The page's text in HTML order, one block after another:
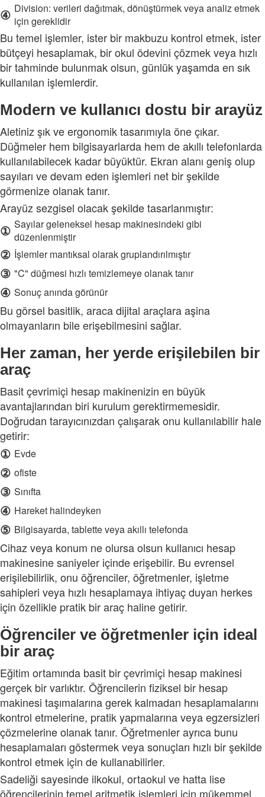
④ Division: verileri dağıtmak, dönüştürmek veya analiz etmek
için gereklidir
Bu temel işlemler, ister bir makbuzu kontrol etmek, ister
bütçeyi hesaplamak, bir okul ödevini çözmek veya hızlı
bir tahminde bulunmak olsun, günlük yaşamda en sık
kullanılan işlemlerdir.
Modern ve kullanıcı dostu bir arayüz
Aletiniz şık ve ergonomik tasarımıyla öne çıkar.
Düğmeler hem bilgisayarlarda hem de akıllı telefonlarda
kullanılabilecek kadar büyüktür. Ekran alanı geniş olup
sayıları ve devam eden işlemleri net bir şekilde
görmenize olanak tanır.
Arayüz sezgisel olacak şekilde tasarlanmıştır:
① Sayılar geleneksel hesap makinesindeki gibi
düzenlenmiştir
② İşlemler mantıksal olarak gruplandırılmıştır
③ "C" düğmesi hızlı temizlemeye olanak tanır
④ Sonuç anında görünür
Bu görsel basitlik, araca dijital araçlara aşina
olmayanların bile erişebilmesini sağlar.
Her zaman, her yerde erişilebilen bir
araç
Basit çevrimiçi hesap makinenizin en büyük
avantajlarından biri kurulum gerektirmemesidir.
Doğrudan tarayıcınızdan çalışarak onu kullanılabilir hale
getirir:
① Evde
② ofiste
③ Sınıfta
④ Hareket halindeyken
⑤ Bilgisayarda, tablette veya akıllı telefonda
Cihaz veya konum ne olursa olsun kullanıcı hesap
makinesine saniyeler içinde erişebilir. Bu evrensel
erişilebilirlik, onu öğrenciler, öğretmenler, işletme
sahipleri veya hızlı hesaplamaya ihtiyaç duyan herkes
için özellikle pratik bir araç haline getirir.
Öğrenciler ve öğretmenler için ideal
bir araç
Eğitim ortamında basit bir çevrimiçi hesap makinesi
gerçek bir varlıktır. Öğrencilerin fiziksel bir hesap
makinesi taşımalarına gerek kalmadan hesaplamalarını
kontrol etmelerine, pratik yapmalarına veya egzersizleri
çözmelerine olanak tanır. Öğretmenler ayrıca bunu
hesaplamaları göstermek veya sonuçları hızlı bir şekilde
kontrol etmek için de kullanabilirler.
Sadeliği sayesinde ilkokul, ortaokul ve hatta lise
öğrencilerinin temel aritmetik işlemleri için mükemmel